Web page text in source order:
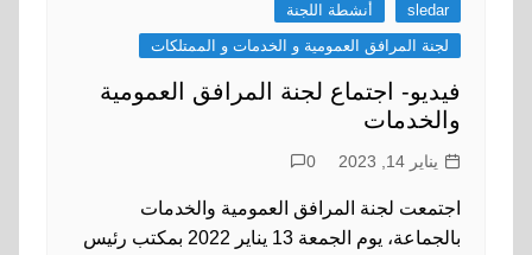
sledar
أنشطة اللجنة
لجنة المرافق العمومية و الخدمات و الممتلكات
فيديو- اجتماع لجنة المرافق العمومية
والخدمات
يناير 14, 2023 0
اجتمعت لجنة المرافق العمومية والخدمات
بالجماعة، يوم الجمعة 13 يناير 2022 بمكتب رئيس